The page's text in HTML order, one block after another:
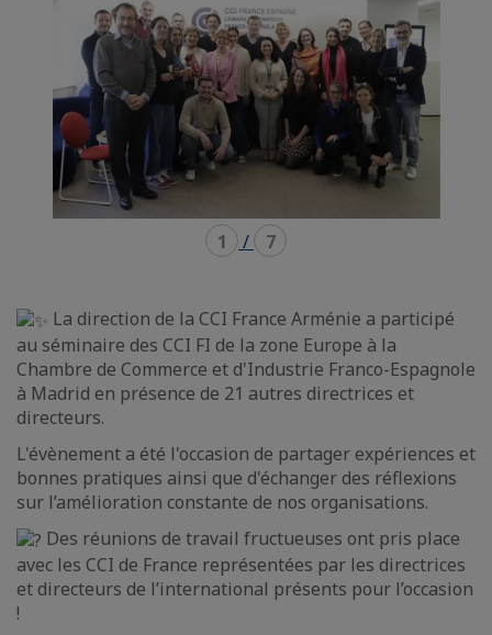
1 / 7
La direction de la CCI France Arménie a participé
au séminaire des CCI FI de la zone Europe à la
Chambre de Commerce et d'Industrie Franco-Espagnole
à Madrid en présence de 21 autres directrices et
directeurs.
L'évènement a été l'occasion de partager expériences et
bonnes pratiques ainsi que d'échanger des réflexions
sur l’amélioration constante de nos organisations.
Des réunions de travail fructueuses ont pris place
avec les CCI de France représentées par les directrices
et directeurs de l’international présents pour l’occasion
!